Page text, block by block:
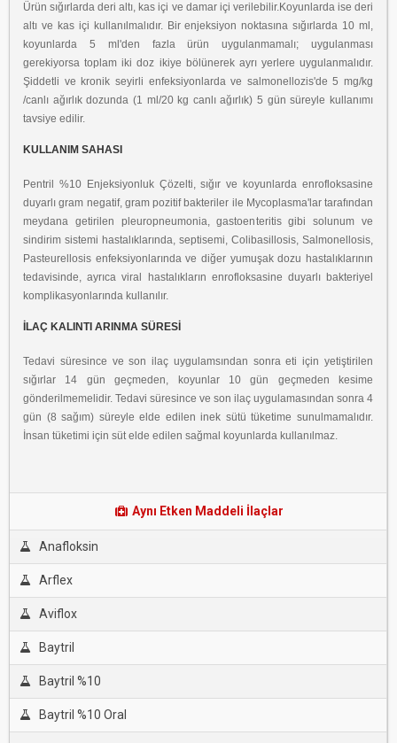
Ürün sığırlarda deri altı, kas içi ve damar içi verilebilir.Koyunlarda ise deri
altı ve kas içi kullanılmalıdır. Bir enjeksiyon noktasına sığırlarda 10 ml,
koyunlarda 5 ml'den fazla ürün uygulanmamalı; uygulanması
gerekiyorsa toplam iki doz ikiye bölünerek ayrı yerlere uygulanmalıdır.
Şiddetli ve kronik seyirli enfeksiyonlarda ve salmonellozis'de 5 mg/kg
/canlı ağırlık dozunda (1 ml/20 kg canlı ağırlık) 5 gün süreyle kullanımı
tavsiye edilir.
KULLANIM SAHASI
Pentril %10 Enjeksiyonluk Çözelti, sığır ve koyunlarda enrofloksasine
duyarlı gram negatif, gram pozitif bakteriler ile Mycoplasma'lar tarafından
meydana getirilen pleuropneumonia, gastoenteritis gibi solunum ve
sindirim sistemi hastalıklarında, septisemi, Colibasillosis, Salmonellosis,
Pasteurellosis enfeksiyonlarında ve diğer yumuşak dozu hastalıklarının
tedavisinde, ayrıca viral hastalıkların enrofloksasine duyarlı bakteriyel
komplikasyonlarında kullanılır.
İLAÇ KALINTI ARINMA SÜRESİ
Tedavi süresince ve son ilaç uygulamsından sonra eti için yetiştirilen
sığırlar 14 gün geçmeden, koyunlar 10 gün geçmeden kesime
gönderilmemelidir. Tedavi süresince ve son ilaç uygulamasından sonra 4
gün (8 sağım) süreyle elde edilen inek sütü tüketime sunulmamalıdır.
İnsan tüketimi için süt elde edilen sağmal koyunlarda kullanılmaz.
Aynı Etken Maddeli İlaçlar
Anafloksin
Arflex
Aviflox
Baytril
Baytril %10
Baytril %10 Oral